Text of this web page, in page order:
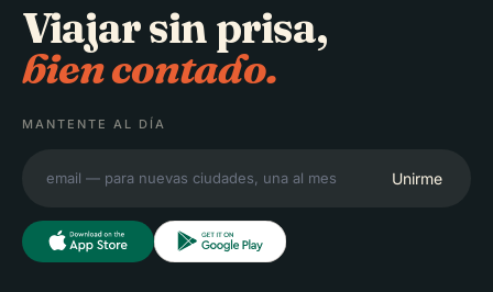
Viajar sin prisa,
bien contado.
MANTENTE AL DÍA
Unirme